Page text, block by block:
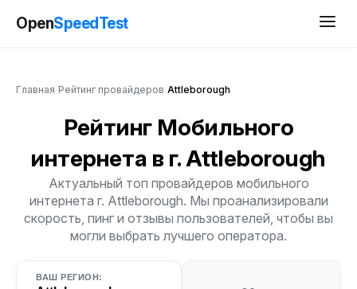
OpenSpeedTest
Главная Рейтинг провайдеров Attleborough
Рейтинг Мобильного
интернета в г. Attleborough
Актуальный топ провайдеров мобильного
интернета г. Attleborough. Мы проанализировали
скорость, пинг и отзывы пользователей, чтобы вы
могли выбрать лучшего оператора.
ВАШ РЕГИОН: